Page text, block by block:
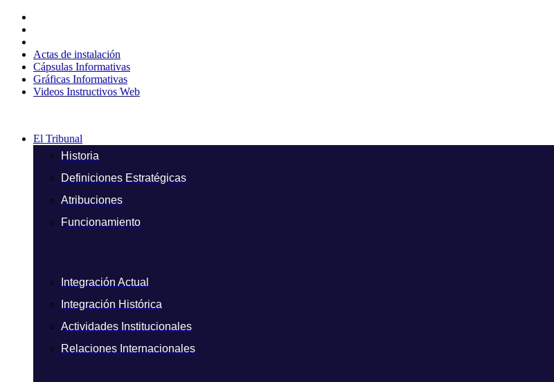
contenido
Actas de instalación
Cápsulas Informativas
Gráficas Informativas
Videos Instructivos Web
El Tribunal
Historia
Definiciones Estratégicas
Atribuciones
Funcionamiento
Integración Actual
Integración Histórica
Actividades Institucionales
Relaciones Internacionales